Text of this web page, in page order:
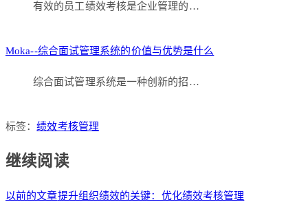
有效的员工绩效考核是企业管理的…
Moka--综合面试管理系统的价值与优势是什么
综合面试管理系统是一种创新的招…
标签：绩效考核管理
继续阅读
以前的文章提升组织绩效的关键：优化绩效考核管理